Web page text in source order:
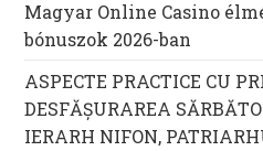
Magyar Online Casino
bónuszok 2026-ban
ASPECTE PRACTICE CU
DESFĂȘURAREA
IERARH NIFON,